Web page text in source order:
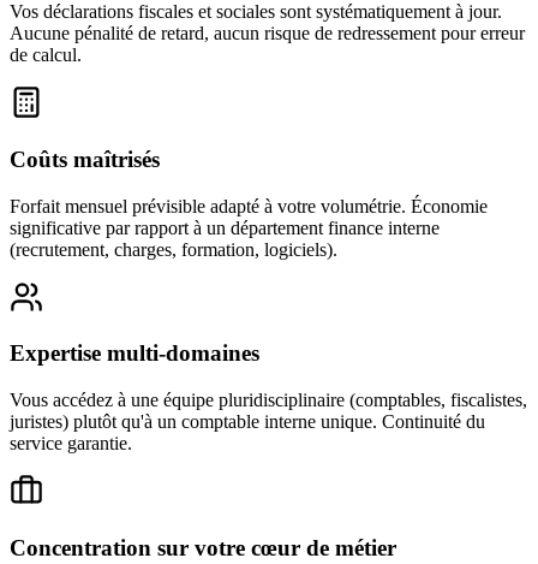
Vos déclarations fiscales et sociales sont systématiquement à jour.
Aucune pénalité de retard, aucun risque de redressement pour erreur
de calcul.
Coûts maîtrisés
Forfait mensuel prévisible adapté à votre volumétrie. Économie
significative par rapport à un département finance interne
(recrutement, charges, formation, logiciels).
Expertise multi-domaines
Vous accédez à une équipe pluridisciplinaire (comptables, fiscalistes,
juristes) plutôt qu'à un comptable interne unique. Continuité du
service garantie.
Concentration sur votre cœur de métier